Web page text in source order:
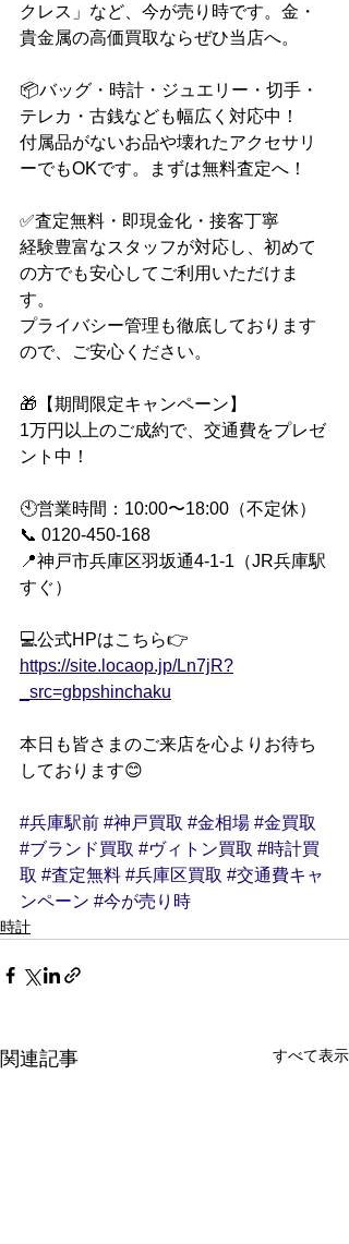
クレス」など、今が売り時です。金・
貴金属の高価買取ならぜひ当店へ。
📦バッグ・時計・ジュエリー・切手・
テレカ・古銭なども幅広く対応中！
付属品がないお品や壊れたアクセサリ
ーでもOKです。まずは無料査定へ！
✅査定無料・即現金化・接客丁寧
経験豊富なスタッフが対応し、初めて
の方でも安心してご利用いただけま
す。
プライバシー管理も徹底しております
ので、ご安心ください。
🎁【期間限定キャンペーン】
1万円以上のご成約で、交通費をプレゼ
ント中！
🕙営業時間：10:00〜18:00（不定休）
📞 0120-450-168
📍神戸市兵庫区羽坂通4-1-1（JR兵庫駅
すぐ）
💻公式HPはこちら👉
https://site.locaop.jp/Ln7jR?
_src=gbpshinchaku
本日も皆さまのご来店を心よりお待ち
しております😊
#兵庫駅前 #神戸買取 #金相場 #金買取
#ブランド買取 #ヴィトン買取 #時計買
取 #査定無料 #兵庫区買取 #交通費キャ
ンペーン #今が売り時
時計
関連記事 すべて表示